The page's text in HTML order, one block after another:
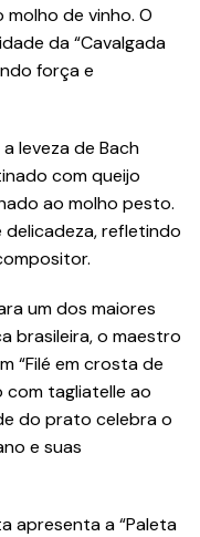
de vinho. O
da “Cavalgada
força e
leveza de Bach
com queijo
ao molho pesto.
delicadeza, refletindo
um dos maiores
brasileira, o maestro
“Filé em crosta de
com tagliatelle ao
do prato celebra o
e suas
apresenta a “Paleta